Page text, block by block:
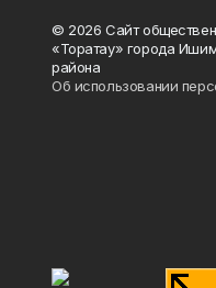
© 2026 Сайт
«Торатау» города
района
Об использовании